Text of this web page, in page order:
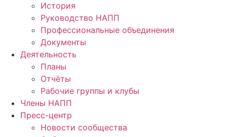
История
Руководство НАПП
Профессиональные объединения
Документы
Деятельность
Планы
Отчёты
Рабочие группы и клубы
Члены НАПП
Пресс-центр
Новости сообщества